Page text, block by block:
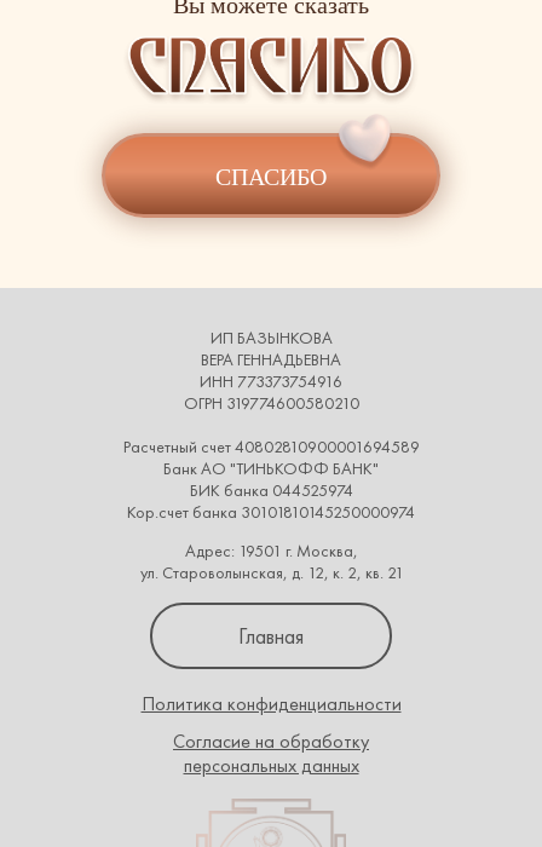
СПАСИБО
ИП БАЗЫНКОВА
ВЕРА ГЕННАДЬЕВНА
ИНН 773373754916
ОГРН 319774600580210
Расчетный счет 40802810900001694589
Банк АО "ТИНЬКОФФ БАНК"
БИК банка 044525974
Кор.счет банка 30101810145250000974
Главная
Адрес: 19501 г. Москва,
ул. Староволынская, д. 12, к. 2, кв. 21
Политика конфиденциальности
Согласие на обработку
персональных данных